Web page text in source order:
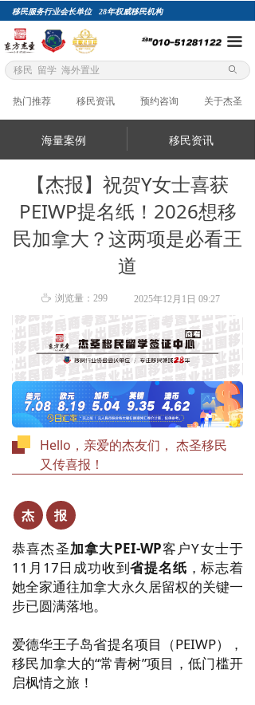
移民服务行业会长单位 28年权威移民机构
끀
网站首页
项目自选
精英团队
成功案例
总裁专栏
移民评估
ꄙ
热门推荐 移民资讯 预约咨询 关于杰圣
Hello，亲爱的杰友们， 杰圣移民
又传喜报！
杰 报
恭喜杰圣加拿大PEI-WP客户Y女士于
11月17日成功收到省提名纸 ，标志着
她全家通往加拿大永久居留权的关键一
步已圆满落地。
爱德华王子岛省提名项目（PEIWP），
移民加拿大的“常青树”项目， 低门槛开
启枫情之旅！
【杰报】祝贺Y女士喜获
PEIWP提名纸！2026想移
民加拿大？这两项是必看王
道
海量案例 移民资讯
ꄘ 浏览量： 299 2025年12月1日 09:27